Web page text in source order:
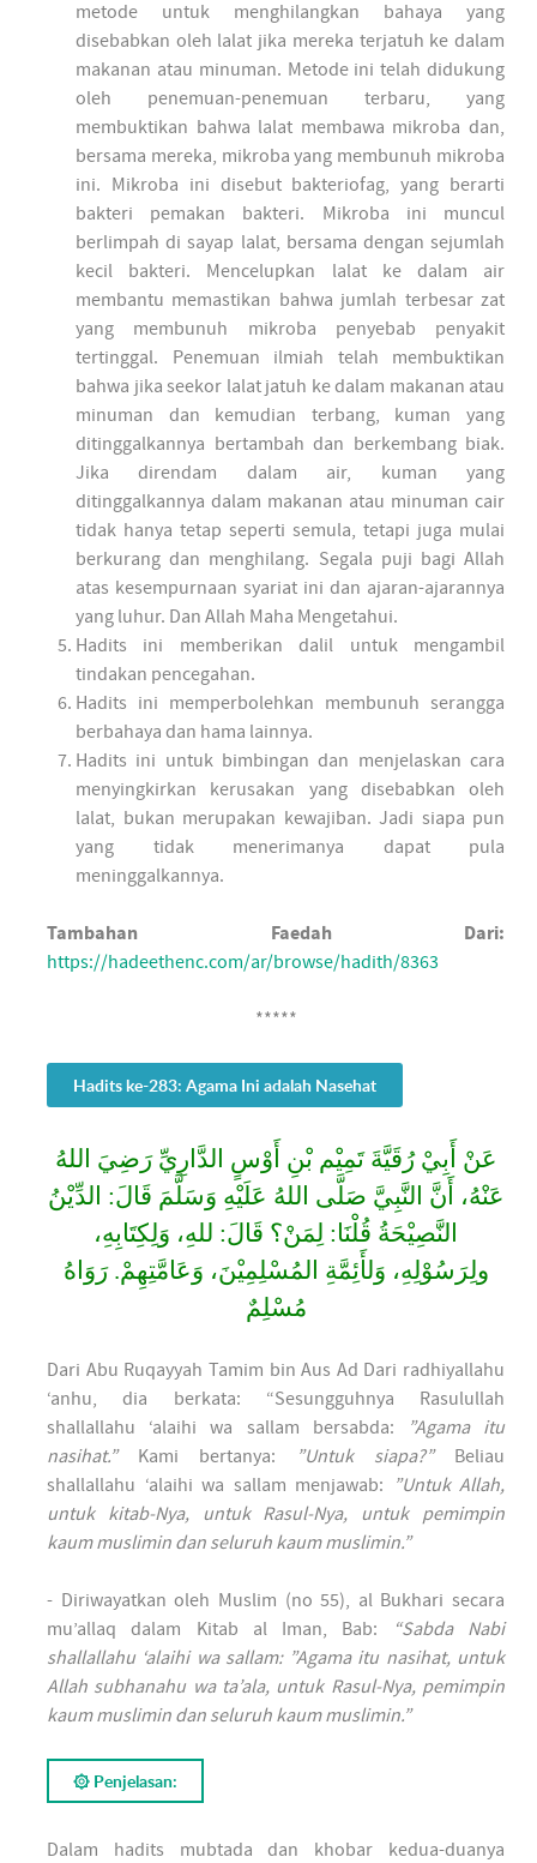
metode untuk menghilangkan bahaya yang
disebabkan oleh lalat jika mereka terjatuh ke dalam
makanan atau minuman. Metode ini telah didukung
oleh penemuan-penemuan terbaru, yang
membuktikan bahwa lalat membawa mikroba dan,
bersama mereka, mikroba yang membunuh mikroba
ini. Mikroba ini disebut bakteriofag, yang berarti
bakteri pemakan bakteri. Mikroba ini muncul
berlimpah di sayap lalat, bersama dengan sejumlah
kecil bakteri. Mencelupkan lalat ke dalam air
membantu memastikan bahwa jumlah terbesar zat
yang membunuh mikroba penyebab penyakit
tertinggal. Penemuan ilmiah telah membuktikan
bahwa jika seekor lalat jatuh ke dalam makanan atau
minuman dan kemudian terbang, kuman yang
ditinggalkannya bertambah dan berkembang biak.
Jika direndam dalam air, kuman yang
ditinggalkannya dalam makanan atau minuman cair
tidak hanya tetap seperti semula, tetapi juga mulai
berkurang dan menghilang. Segala puji bagi Allah
atas kesempurnaan syariat ini dan ajaran-ajarannya
yang luhur. Dan Allah Maha Mengetahui.
Hadits ini memberikan dalil untuk mengambil
tindakan pencegahan.
Hadits ini memperbolehkan membunuh serangga
berbahaya dan hama lainnya.
Hadits ini untuk bimbingan dan menjelaskan cara
menyingkirkan kerusakan yang disebabkan oleh
lalat, bukan merupakan kewajiban. Jadi siapa pun
yang tidak menerimanya dapat pula
meninggalkannya.
Tambahan Faedah Dari:
https://hadeethenc.com/ar/browse/hadith/8363
*****
Hadits ke-283: Agama Ini adalah Nasehat
عَنْ أَبِيْ رُقَيَّةَ تَمِيْم بْنِ أَوْسٍ الدَّارِيِّ رَضِيَ اللهُ
عَنْهُ، أَنَّ النَّبِيَّ صَلَّى اللهُ عَلَيْهِ وَسَلَّمَ قَالَ: الدِّيْنُ
النَّصِيْحَةُ قُلْنَا: لِمَنْ؟ قَالَ: للهِ، وَلِكِتَابِهِ،
ولِرَسُوْلِهِ، وَلأَئِمَّةِ المُسْلِمِيْنَ، وَعَامَّتِهِمْ. رَوَاهُ
مُسْلِمٌ
Dari Abu Ruqayyah Tamim bin Aus Ad Dari radhiyallahu
‘anhu, dia berkata: “Sesungguhnya Rasulullah
shallallahu ‘alaihi wa sallam bersabda:
”Agama itu
nasihat.”Kami bertanya: ”Untuk siapa?”Beliau
shallallahu ‘alaihi wa sallam menjawab:
”Untuk Allah,
untuk kitab-Nya, untuk Rasul-Nya, untuk pemimpin
kaum muslimin dan seluruh kaum muslimin.”
- Diriwayatkan oleh Muslim (no 55), al Bukhari secara
mu’allaq dalam Kitab al Iman, Bab:
“Sabda Nabi
shallallahu ‘alaihi wa sallam: ”Agama itu nasihat, untuk
Allah subhanahu wa ta’ala, untuk Rasul-Nya, pemimpin
kaum muslimin dan seluruh kaum muslimin.”
۞ Penjelasan:
Dalam hadits mubtada dan khobar kedua-duanya